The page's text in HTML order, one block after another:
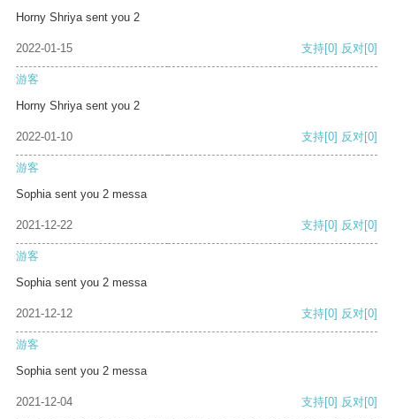
Horny Shriya sent you 2
2022-01-15 支持[0] 反对[0]
游客
Horny Shriya sent you 2
2022-01-10 支持[0] 反对[0]
游客
Sophia sent you 2 messa
2021-12-22 支持[0] 反对[0]
游客
Sophia sent you 2 messa
2021-12-12 支持[0] 反对[0]
游客
Sophia sent you 2 messa
2021-12-04 支持[0] 反对[0]